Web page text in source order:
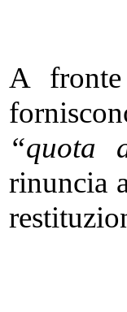
A
“quota
rinuncia